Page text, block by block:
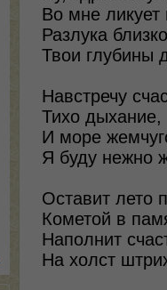
Во мне ликует
Разлука
Твои глубины
Навстречу
Тихо
И море
Я буду нежно
Оставит лето
Кометой в
Наполнит
На холст